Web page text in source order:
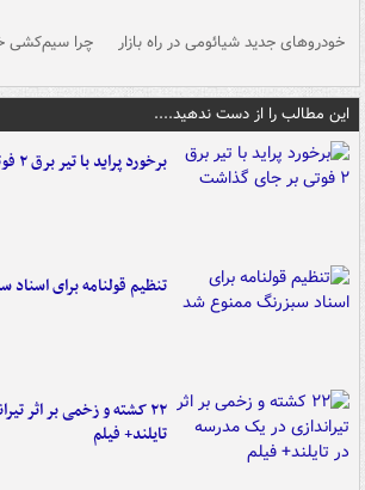
خودروهای جدید شیائومی در راه بازار چرا سیم‌کشی
این مطالب را از دست ندهید....
برخورد پراید با تیر برق ۲ فوتی بر جای گذاشت
تنظیم قولنامه برای
۲۲ کشته و زخمی بر اثر
تایلند+ فیلم